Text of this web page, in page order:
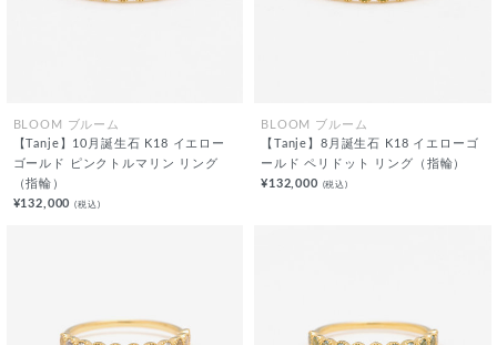
BLOOM ブルーム
【Tanje】10月誕生石 K18 イエロー
ゴールド ピンクトルマリン リング
（指輪）
¥132,000(税込)
BLOOM ブルーム
【Tanje】8月誕生石 K18 イエローゴ
ールド ペリドット リング（指輪）
¥132,000 (税込)